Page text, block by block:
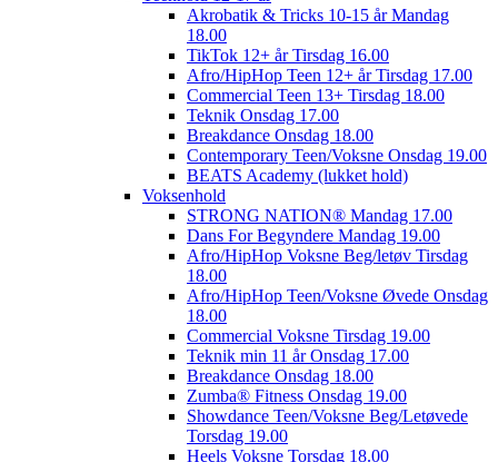
Akrobatik & Tricks 10-15 år Mandag
18.00
TikTok 12+ år Tirsdag 16.00
Afro/HipHop Teen 12+ år Tirsdag 17.00
Commercial Teen 13+ Tirsdag 18.00
Teknik Onsdag 17.00
Breakdance Onsdag 18.00
Contemporary Teen/Voksne Onsdag 19.00
BEATS Academy (lukket hold)
Voksenhold
STRONG NATION® Mandag 17.00
Dans For Begyndere Mandag 19.00
Afro/HipHop Voksne Beg/letøv Tirsdag
18.00
Afro/HipHop Teen/Voksne Øvede Onsdag
18.00
Commercial Voksne Tirsdag 19.00
Teknik min 11 år Onsdag 17.00
Breakdance Onsdag 18.00
Zumba® Fitness Onsdag 19.00
Showdance Teen/Voksne Beg/Letøvede
Torsdag 19.00
Heels Voksne Torsdag 18.00